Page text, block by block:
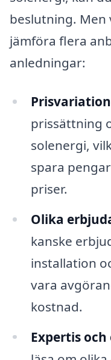
beslutning.
jämföra flera
anledningar:
prissättning
solenergi,
spara
priser.
Olika
kanske
installation
vara
kostnad.
Expertis